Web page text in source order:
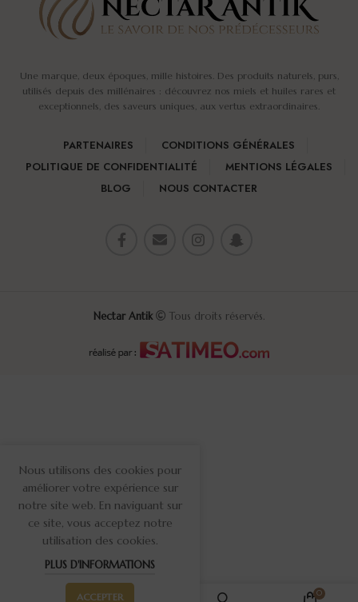
Une marque, deux époques, mille histoires. Des produits naturels, purs,
utilisés depuis des millénaires : découvrez nos miels et huiles rares et
exceptionnels, des saveurs uniques, aux vertus extraordinaires.
PARTENAIRES
CONDITIONS GÉNÉRALES
POLITIQUE DE CONFIDENTIALITÉ
MENTIONS LÉGALES
BLOG
NOUS CONTACTER
Nectar Antik Tous droits réservés.
Nous utilisons des cookies pour
améliorer votre expérience sur
notre site web. En naviguant sur
ce site, vous acceptez notre
utilisation des cookies.
PLUS D'INFORMATIONS
ACCEPTER 0